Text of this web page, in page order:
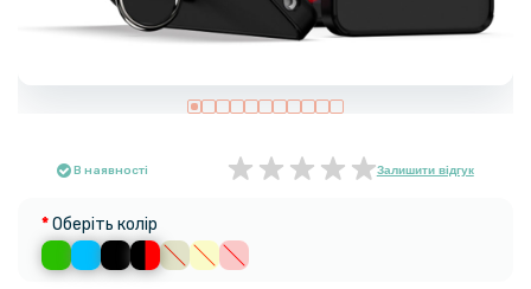
В наявності Залишити відгук
Оберіть колір